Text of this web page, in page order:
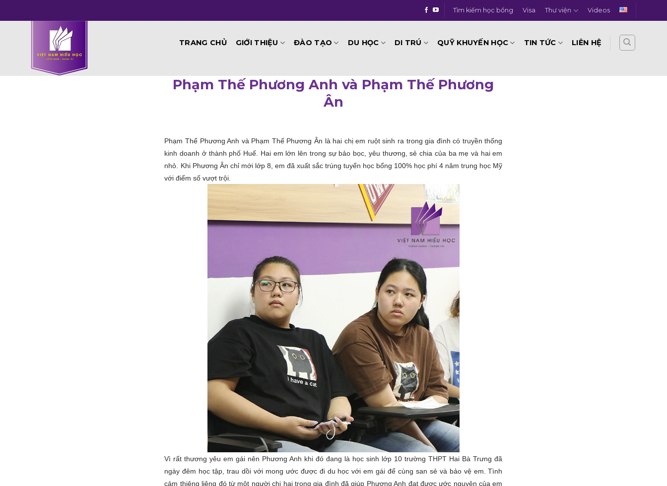
to
Tìm kiếm học bổng Visa Thư viện Videos
TRANG CHỦ GIỚI THIỆU ĐÀO TẠO DU HỌC DI TRÚ QUỸ KHUYẾN HỌC TIN TỨC LIÊN HỆ
Phạm Thế Phương Anh và Phạm Thế Phương
Ân
Phạm Thế Phương Anh và Phạm Thế Phương Ân là hai chị em ruột sinh ra trong gia đình có truyền thống
kinh doanh ở thành phố Huế. Hai em lớn lên trong sự bảo bọc, yêu thương, sẻ chia của ba mẹ và hai em
nhỏ. Khi Phương Ân chỉ mới lớp 8, em đã xuất sắc trúng tuyển học bổng 100% học phí 4 năm trung học Mỹ
với điểm số vượt trội.
Vì rất thương yêu em gái nên Phương Anh khi đó đang là học sinh lớp 10 trường THPT Hai Bà Trưng đã
ngày đêm học tập, trau dồi với mong ước được đi du học với em gái để cùng san sẻ và bảo vệ em. Tình
cảm thiêng liêng đó từ một người chị hai trong gia đình đã giúp Phương Anh đạt được ước nguyện của em